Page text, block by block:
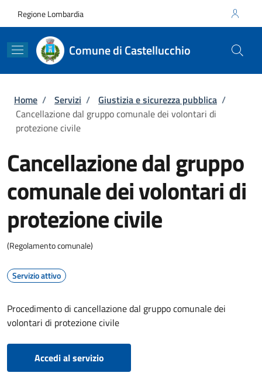
Regione Lombardia
Comune di Castellucchio
Briciole di pane
Home / Servizi / Giustizia e sicurezza pubblica /
Cancellazione dal gruppo comunale dei volontari di
protezione civile
Cancellazione dal gruppo
comunale dei volontari di
protezione civile
(Regolamento comunale)
Servizio attivo
Procedimento di cancellazione dal gruppo comunale dei
volontari di protezione civile
Accedi al servizio